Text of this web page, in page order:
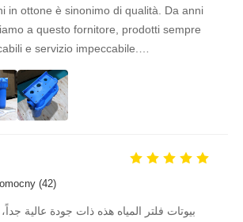
in ottone è sinonimo di qualità. Da anni
a questo fornitore, prodotti sempre
e servizio impeccabile.
a chi cerca stabilità e
(42)
بيوتات فلتر المياه هذه ذات جودة عالية